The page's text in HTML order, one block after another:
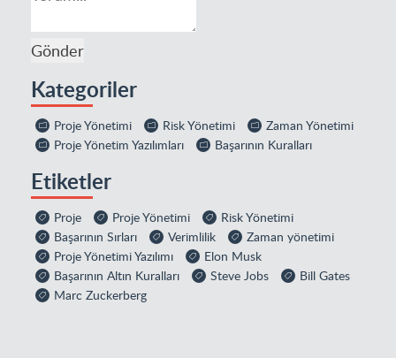
Kategoriler
Proje Yönetimi Risk Yönetimi
Zaman Yönetimi
Proje Yönetim Yazılımları
Başarının Kuralları
Etiketler
Proje Proje Yönetimi
Risk Yönetimi
Başarının Sırları
Verimlilik
Zaman yönetimi
Proje Yönetimi Yazılımı
Elon Musk
Başarının Altın Kuralları
Steve Jobs
Bill Gates
Marc Zuckerberg